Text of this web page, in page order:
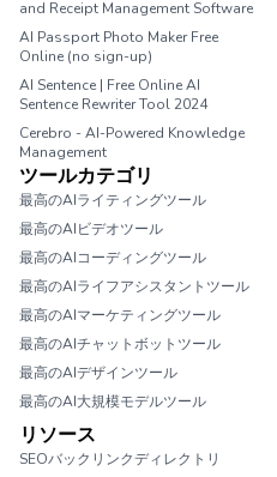
and Receipt Management Software
AI Passport Photo Maker Free
Online (no sign-up)
AI Sentence | Free Online AI
Sentence Rewriter Tool 2024
Cerebro - AI-Powered Knowledge
Management
ツールカテゴリ
最高のAIライティングツール
最高のAIビデオツール
最高のAIコーディングツール
最高のAIライフアシスタントツール
最高のAIマーケティングツール
最高のAIチャットボットツール
最高のAIデザインツール
最高のAI大規模モデルツール
リソース
SEOバックリンクディレクトリ